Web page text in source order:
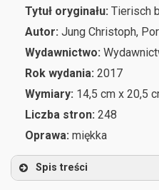
Tytuł oryginału: Tierisch
Autor: Jung Christoph,
Wydawnictwo:
Rok wydania: 2017
Wymiary: 14,5 cm x 20,5
Liczba stron: 248
Oprawa: miękka
Spis treści